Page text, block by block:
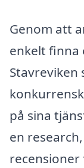
Genom att
enkelt finna
Stavreviken
på sina
en